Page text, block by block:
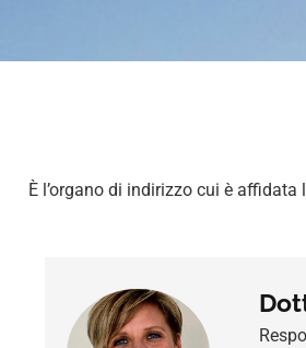
È l’organo di indirizzo cui è